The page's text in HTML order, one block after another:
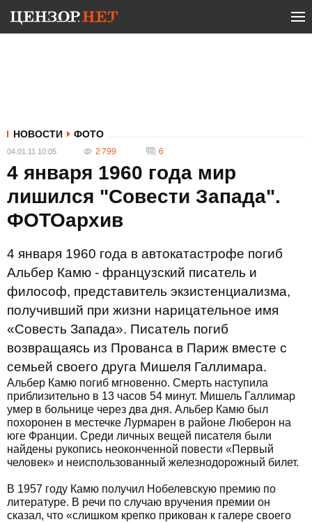
НОВОСТИ ФОТО
04.01.11 10:05 2 799 6
4 января 1960 года мир
лишился "Совести Запада".
ФОТОархив
4 января 1960 года в автокатастрофе погиб
Альбер Камю - французский писатель и
философ, представитель экзистенциализма,
получивший при жизни нарицательное имя
«Совесть Запада». Писатель погиб
возвращаясь из Прованса в Париж вместе с
семьей своего друга Мишеля Галлимара.
Альбер Камю погиб мгновенно. Смерть наступила
приблизительно в 13 часов 54 минут. Мишель Галлимар
умер в больнице через два дня. Альбер Камю был
похоронен в местечке Лурмарен в районе Люберон на
юге Франции. Среди личных вещей писателя были
найдены рукопись неоконченной повести «Первый
человек» и неиспользованный железнодорожный билет.
В 1957 году Камю получил Нобелевскую премию по
литературе. В речи по случаю вручения премии он
сказал, что «слишком крепко прикован к галере своего